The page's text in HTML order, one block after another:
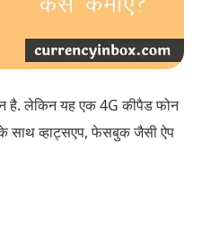
है. लेकिन यह एक 4G कीपैड फोन
साथ व्हाट्सएप, फेसबुक जैसी ऐप